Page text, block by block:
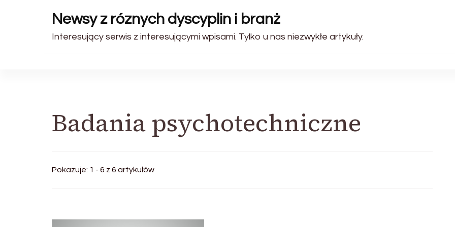
Newsy z róznych dyscyplin i branż
Interesujący serwis z interesującymi wpisami. Tylko u nas niezwykłe artykuły.
Badania psychotechniczne
Pokazuje: 1 - 6 z 6 artykułów